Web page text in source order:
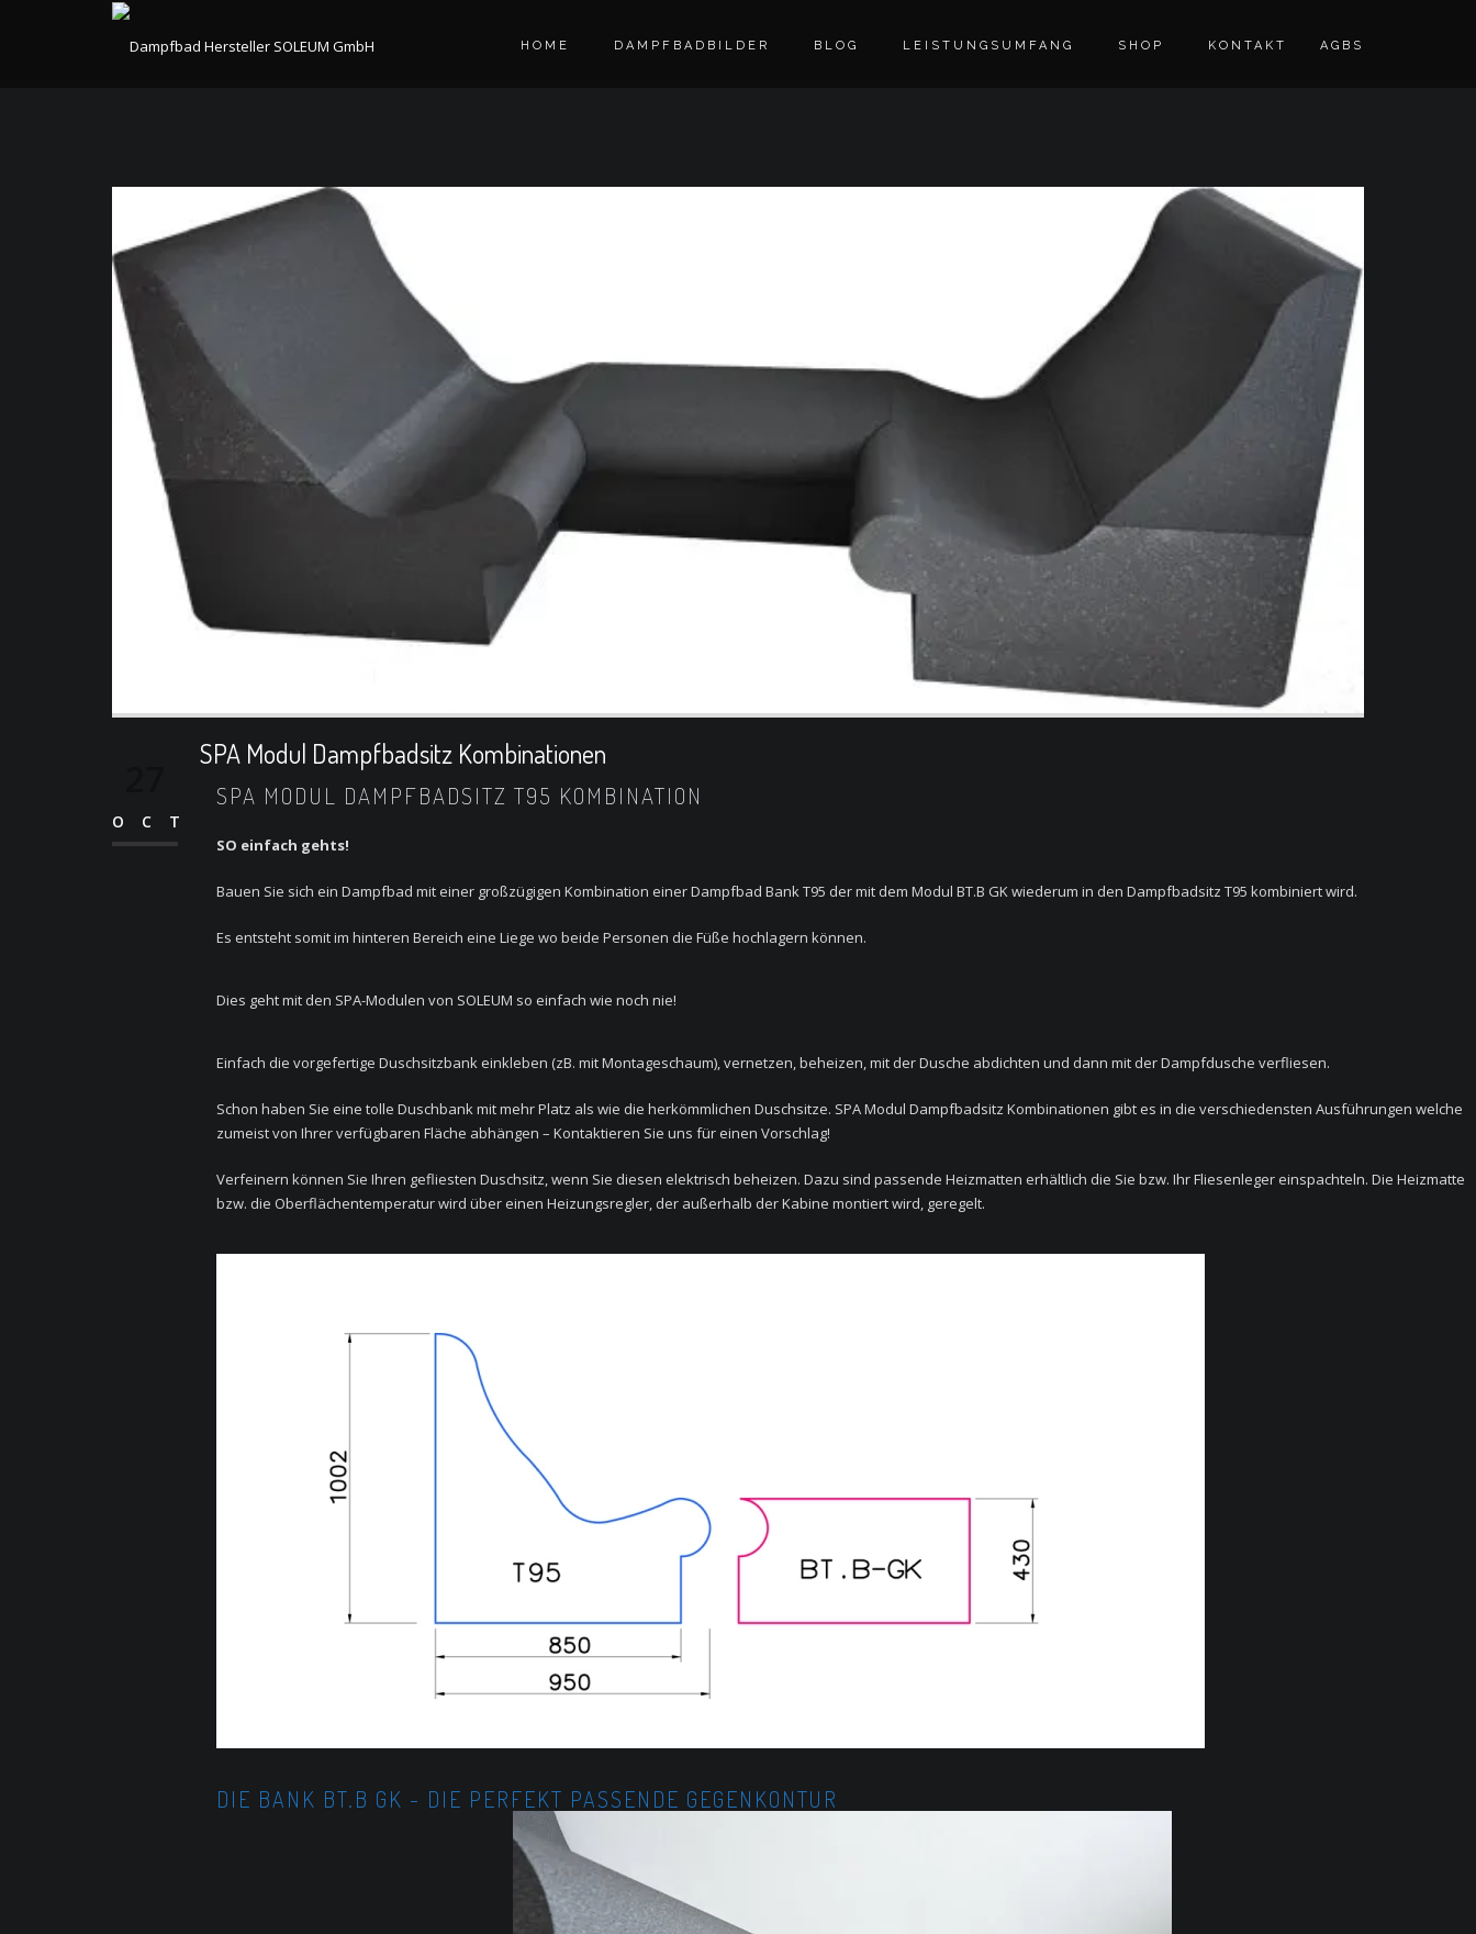
HOME DAMPFBADBILDER BLOG LEISTUNGSUMFANG SHOP KONTAKT AGBS
OCT
SPA Modul Dampfbadsitz Kombinationen
SPA MODUL DAMPFBADSITZ T95 KOMBINATION
SO einfach gehts!
Bauen Sie sich ein Dampfbad mit einer großzügigen Kombination einer Dampfbad Bank T95 der mit dem Modul BT.B GK wiederum in den Dampfbadsitz T95 kombiniert wird.
Es entsteht somit im hinteren Bereich eine Liege wo beide Personen die Füße hochlagern können.
Dies geht mit den SPA-Modulen von SOLEUM so einfach wie noch nie!
Einfach die vorgefertige Duschsitzbank einkleben (zB. mit Montageschaum), vernetzen, beheizen, mit der Dusche abdichten und dann mit der Dampfdusche verfliesen.
Schon haben Sie eine tolle Duschbank mit mehr Platz als wie die herkömmlichen Duschsitze. SPA Modul Dampfbadsitz Kombinationen gibt es in die verschiedensten Ausführungen welche
zumeist von Ihrer verfügbaren Fläche abhängen – Kontaktieren Sie uns für einen Vorschlag!
Verfeinern können Sie Ihren gefliesten Duschsitz, wenn Sie diesen elektrisch beheizen. Dazu sind passende Heizmatten erhältlich die Sie bzw. Ihr Fliesenleger einspachteln. Die Heizmatte
bzw. die Oberflächentemperatur wird über einen Heizungsregler, der außerhalb der Kabine montiert wird, geregelt.
DIE BANK BT.B GK - DIE PERFEKT PASSENDE GEGENKONTUR